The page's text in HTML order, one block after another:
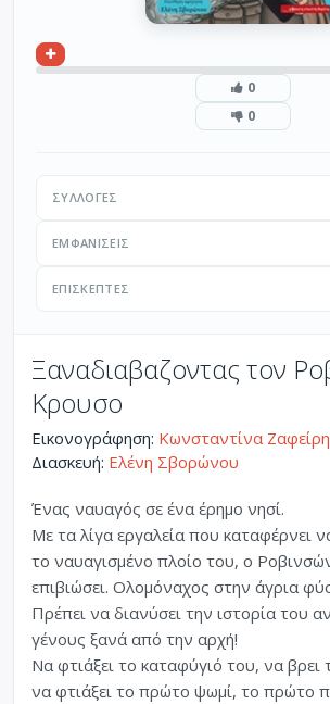
0
0
ΣΥΛΛΟΓΈΣ
ΕΜΦΑΝΊΣΕΙΣ
ΕΠΙΣΚΈΠΤΕΣ
Ξαναδιαβαζοντας τον
Κρουσο
Εικονογράφηση: Κωνσταντίνα Ζαφείρη
Διασκευή: Ελένη Σβορώνου
Ένας ναυαγός σε ένα έρημο νησί.
Με τα λίγα εργαλεία που καταφέρνει
το ναυαγισμένο πλοίο του, ο
επιβιώσει. Ολομόναχος στην άγρια
Πρέπει να διανύσει την ιστορία του
γένους ξανά από την αρχή!
Να φτιάξει το καταφύγιό του, να
να φτιάξει το πρώτο ψωμί, το πρώτο